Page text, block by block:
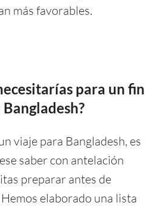
más favorables.
para un fin
viaje para Bangladesh, es
saber con antelación
preparar antes de
elaborado una lista